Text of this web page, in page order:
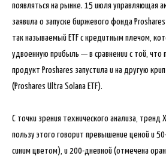
появляться на рынке. 15 июля управляющая
заявила о запуске биржевого фонда Proshares
так называемый ETF с кредитным плечом,
удвоенную прибыль — в сравнении с той, что
продукт Proshares запустила и на другую
(Proshares Ultra Solana ETF).
С точки зрения технического анализа, тренд
пользу этого говорит превышение ценой и
синим цветом), и 200-дневной (отмечена